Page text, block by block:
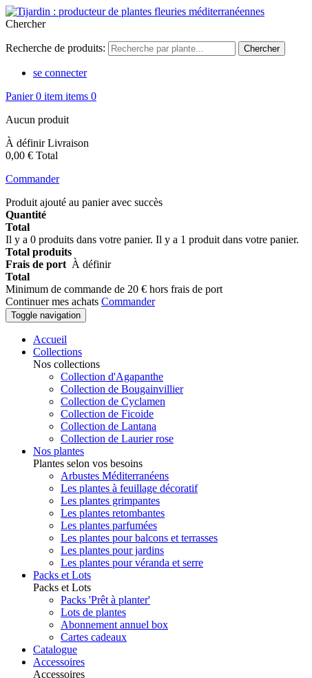
Chercher
Recherche de produits:
se connecter
Panier 0 item items 0
Aucun produit
À définirLivraison
0,00 € Total
Commander
Produit ajouté au panier avec succès
Quantité
Total
Il y a 0 produits dans votre panier. Il y a 1 produit dans votre panier.
Total produits
Frais de port À définir
Total
Minimum de commande de 20 € hors frais de port
Continuer mes achats Commander
Toggle navigation
Accueil
Collections
Nos collections
Collection d'Agapanthe
Collection de Bougainvillier
Collection de Cyclamen
Collection de Ficoide
Collection de Lantana
Collection de Laurier rose
Nos plantes
Plantes selon vos besoins
Arbustes Méditerranéens
Les plantes à feuillage décoratif
Les plantes grimpantes
Les plantes retombantes
Les plantes parfumées
Les plantes pour balcons et terrasses
Les plantes pour jardins
Les plantes pour véranda et serre
Packs et Lots
Packs et Lots
Packs 'Prêt à planter'
Lots de plantes
Abonnement annuel box
Cartes cadeaux
Catalogue
Accessoires
Accessoires